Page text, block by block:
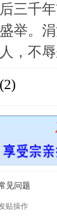
三千
举。
，不辱
2)
见问题
贴操作